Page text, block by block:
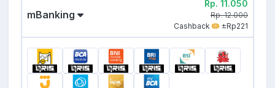
mBanking
Rp. 11.050
Rp. 12.000
Cashback
±Rp221